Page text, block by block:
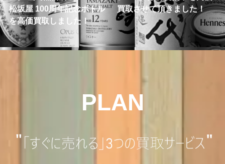
松坂屋 100周年記念ボトル
を高価買取しました！
買取させて頂きました！
PLAN